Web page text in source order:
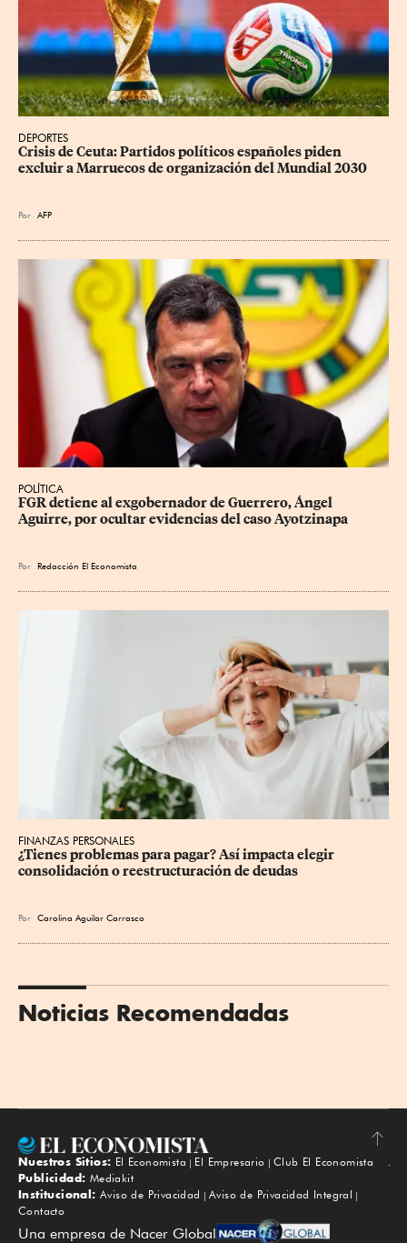
DEPORTES
Crisis de Ceuta: Partidos políticos españoles piden
excluir a Marruecos de organización del Mundial 2030
Por AFP
POLÍTICA
FGR detiene al exgobernador de Guerrero, Ángel
Aguirre, por ocultar evidencias del caso Ayotzinapa
Por Redacción El Economista
FINANZAS PERSONALES
¿Tienes problemas para pagar? Así impacta elegir
consolidación o reestructuración de deudas
Por Carolina Aguilar Carrasco
Noticias Recomendadas
Subir
Nuestros Sitios: El Economista El Empresario
Club El Economista
Publicidad: Mediakit
Institucional: Aviso de Privacidad
Aviso de Privacidad Integral
Contacto
Una empresa de Nacer Global